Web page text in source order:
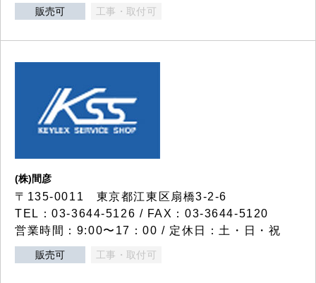
販売可 工事・取付可
(株)間彦
〒135-0011 東京都江東区扇橋3-2-6
TEL：03-3644-5126 / FAX：03-3644-5120
営業時間：9:00〜17：00 / 定休日：土・日・祝
販売可 工事・取付可